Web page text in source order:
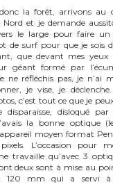
la forêt, arrivons au
Nord et je demande
le large pour faire un
de surf pour que je sois
que devant mes yeux
géant formé par
ne réfléchis pas, je n’ai
je vise, je
c’est tout ce que je
disloqué par
la bonne optique
moyen format
L’occasion pour
travaille qu’avec 3
deux sont à mise au
120 mm qui a servi à